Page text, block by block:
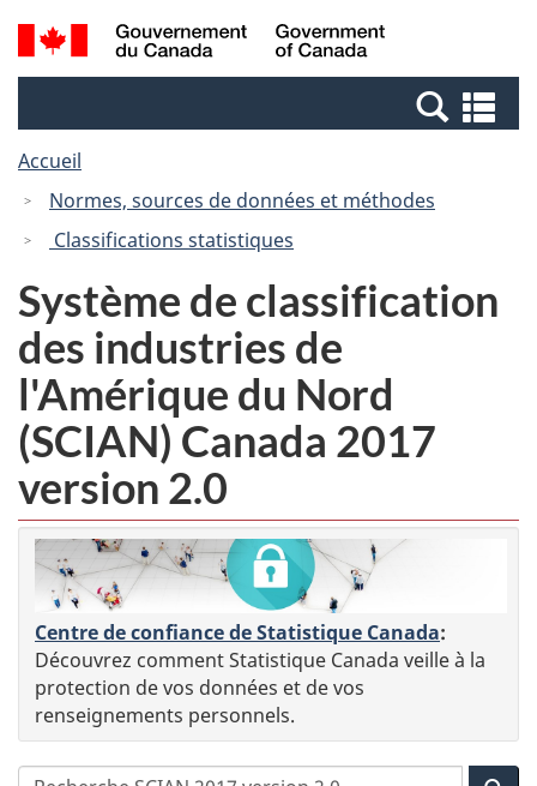
Passer
au
Passer
à
Canada
Recherche
et
et
Accueil
Normes, sources de données et méthodes
Classifications statistiques
Système de classification
des industries de
l'Amérique du Nord
(SCIAN) Canada 2017
version 2.0
Centre de confiance de Statistique Canada:
Découvrez comment Statistique Canada veille à la
protection de vos données et de vos
renseignements personnels.